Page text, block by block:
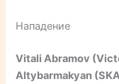
Нападение
Vitali Abramov
Altybarmakyan